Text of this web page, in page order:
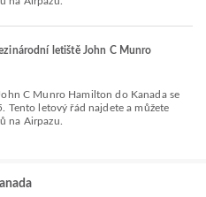
letiště John C Munro
Tento letový řád najdete a můžete
na Airpazu.